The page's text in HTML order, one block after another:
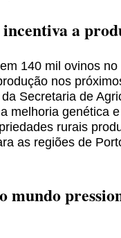
a
140 mil ovinos
nos
Secretaria de
melhoria genética
rurais
as regiões de
mundo